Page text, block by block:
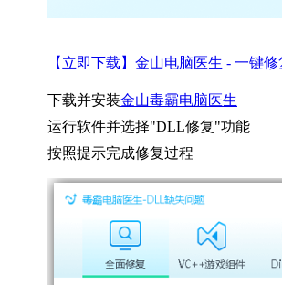
【立即下载】金山电脑医生 - 一键修
下载并安装金山毒霸电脑医生
运行软件并选择"DLL修复"功能
按照提示完成修复过程